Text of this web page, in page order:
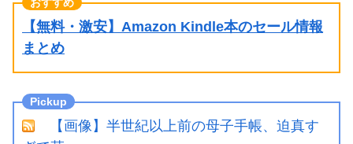
【無料・激安】Amazon Kindle本のセール情報
まとめ
【画像】半世紀以上前の母子手帳、迫真す